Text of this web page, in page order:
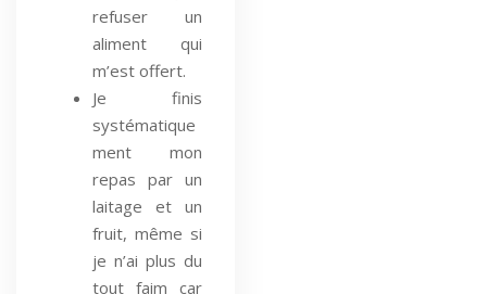
refuser un
aliment qui
m’est offert.
Je finis
systématique
ment mon
repas par un
laitage et un
fruit, même si
je n’ai plus du
tout faim car